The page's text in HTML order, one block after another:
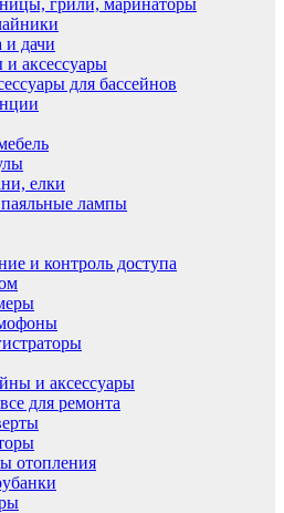
грили, маринаторы
и дачи
и аксессуары
для бассейнов
елки
лампы
и контроль доступа
и аксессуары
для ремонта
отопления